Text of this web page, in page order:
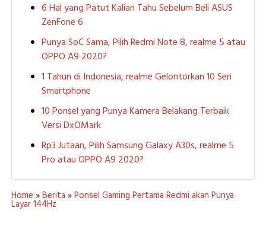
6 Hal yang Patut Kalian Tahu Sebelum Beli ASUS
ZenFone 6
Punya SoC Sama, Pilih Redmi Note 8, realme 5 atau
OPPO A9 2020?
1 Tahun di Indonesia, realme Gelontorkan 10 Seri
Smartphone
10 Ponsel yang Punya Kamera Belakang Terbaik
Versi DxOMark
Rp3 Jutaan, Pilih Samsung Galaxy A30s, realme 5
Pro atau OPPO A9 2020?
Home »Berita »Ponsel Gaming Pertama Redmi akan Punya
Layar 144Hz